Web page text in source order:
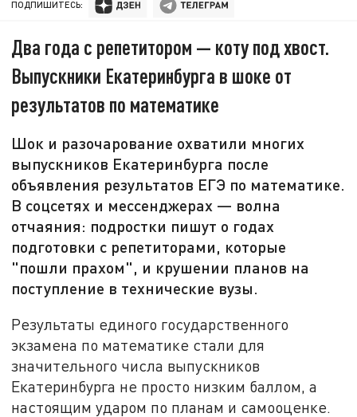
ПОДПИШИТЕСЬ:
Два года с репетитором — коту под хвост.
Выпускники Екатеринбурга в шоке от
результатов по математике
Шок и разочарование охватили многих
выпускников Екатеринбурга после
объявления результатов ЕГЭ по математике.
В соцсетях и мессенджерах — волна
отчаяния: подростки пишут о годах
подготовки с репетиторами, которые
"пошли прахом", и крушении планов на
поступление в технические вузы.
Результаты единого государственного
экзамена по математике стали для
значительного числа выпускников
Екатеринбурга не просто низким баллом, а
настоящим ударом по планам и самооценке.